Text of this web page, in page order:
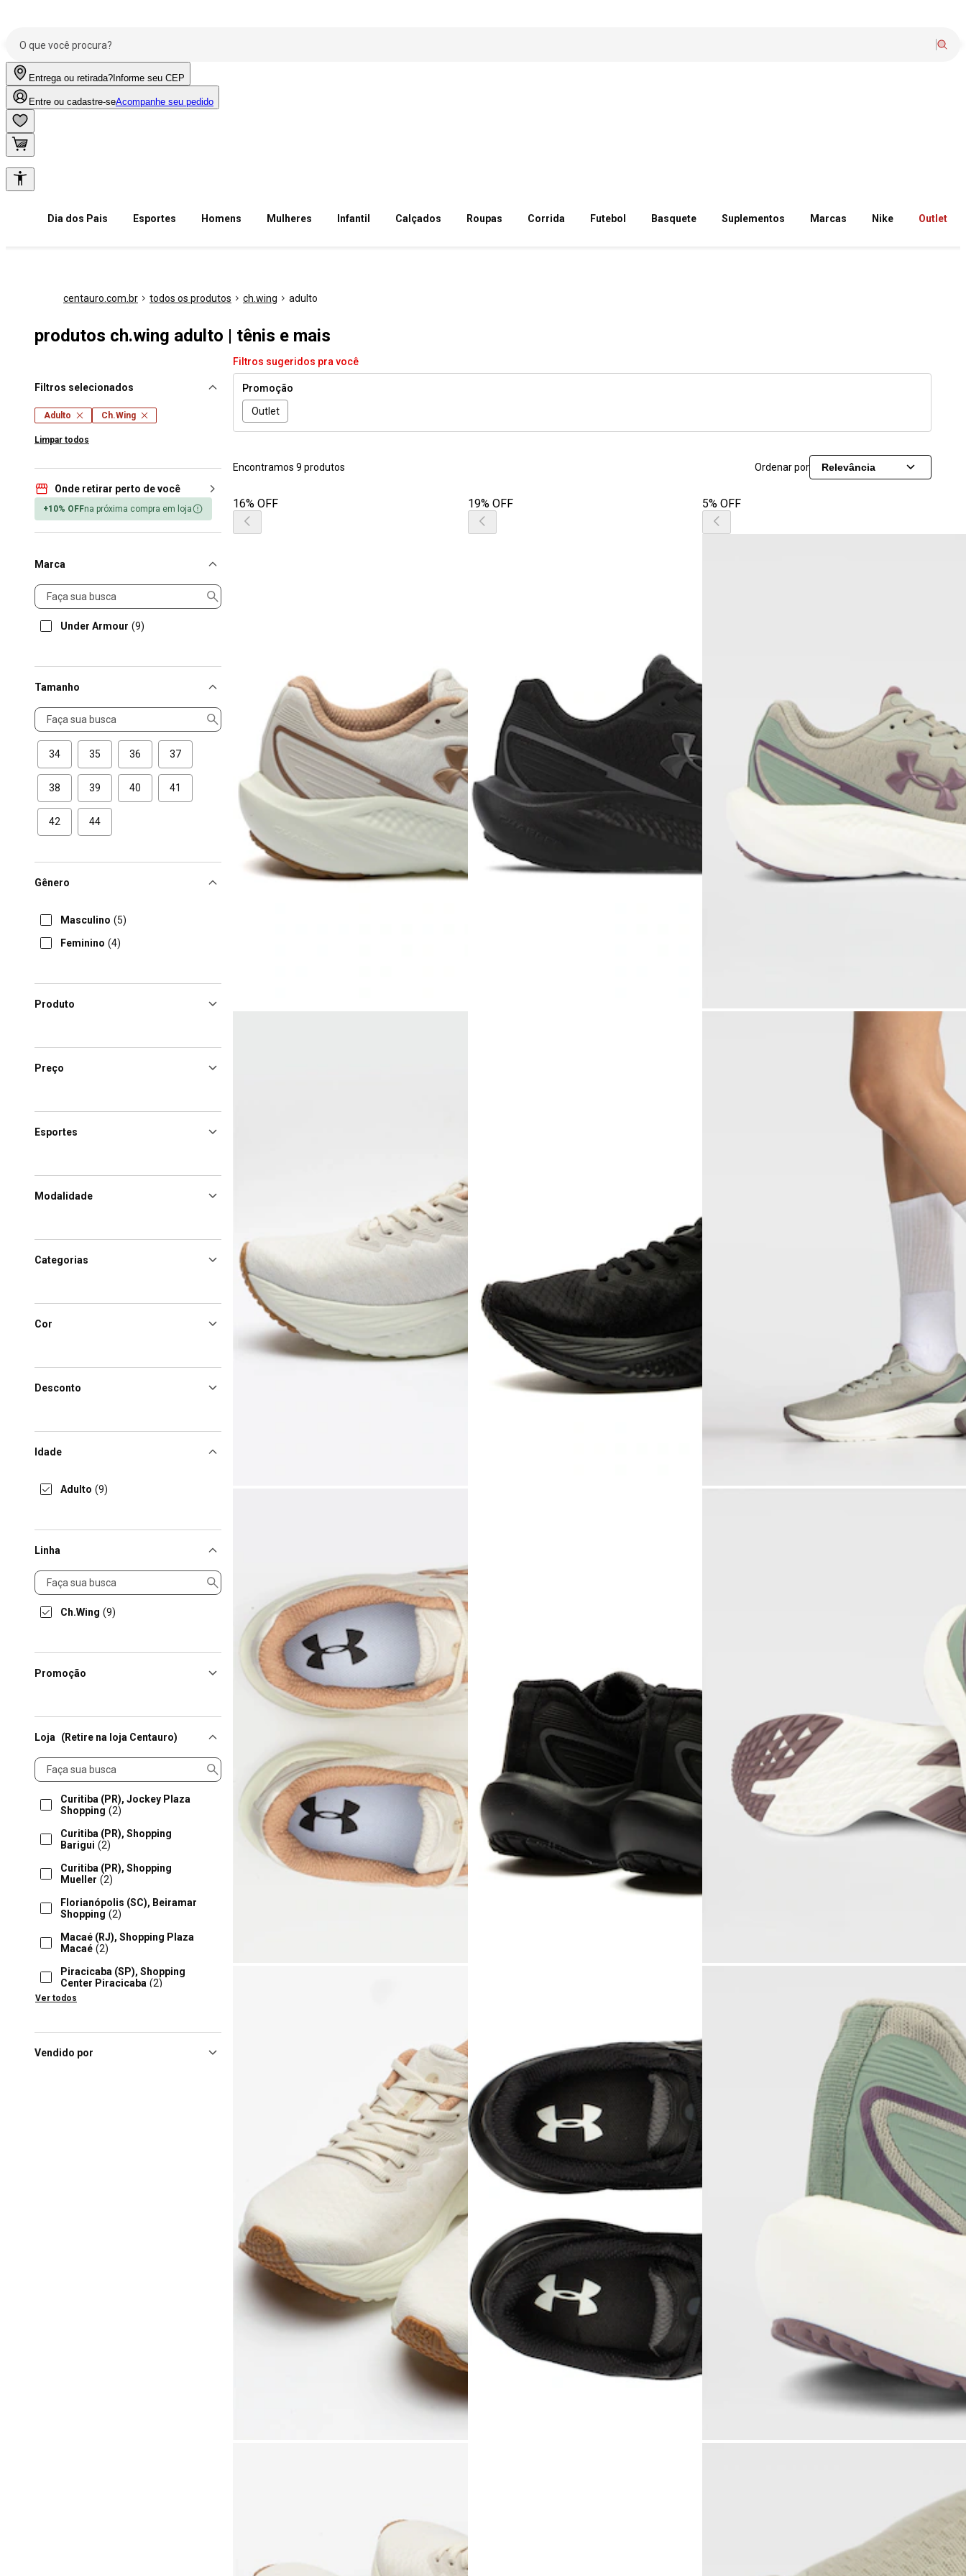
Entrega ou retirada? Informe seu CEP
Entre ou cadastre-seAcompanhe seu pedido
Dia dos Pais Esportes Homens Mulheres Infantil Calçados Roupas Corrida Futebol Basquete Suplementos Marcas Nike Outlet
centauro.com.br todos os produtos ch.wing adulto
produtos ch.wing adulto | tênis e mais
Filtros selecionados
Adulto Ch.Wing
Limpar todos
Onde retirar perto de você
+10% OFFna próxima compra em loja
Marca
Marca
Under Armour (9)
Tamanho
Tamanho
34 35 36 37
38 39 40 41
42 44
Gênero
Masculino (5)
Feminino (4)
Produto
Preço
Esportes
Modalidade
Categorias
Cor
Desconto
Idade
Adulto (9)
Linha
Linha
Ch.Wing (9)
Promoção
Loja (Retire na loja Centauro)
Loja
Curitiba (PR), Jockey Plaza
Shopping (2)
Curitiba (PR), Shopping
Barigui (2)
Curitiba (PR), Shopping
Mueller (2)
Florianópolis (SC), Beiramar
Shopping (2)
Macaé (RJ), Shopping Plaza
Macaé (2)
Piracicaba (SP), Shopping
Center Piracicaba (2)
Praia Grande (SP), Litoral
Preto Shopping
Ver todos
Vendido por
Filtros sugeridos pra você
Promoção
Outlet
Encontramos 9 produtos Ordenar por Relevância
16% OFF 19% OFF 5% OFF